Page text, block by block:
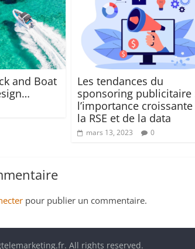
and Boat
Les tendances du
sponsoring publicitaire
l’importance
la RSE et de la data
mars 13, 2023 0
pour publier un commentaire.
All rights reserved.